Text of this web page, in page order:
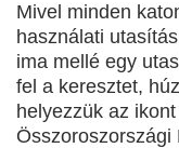
Mivel minden
használati
ima mellé egy
fel a keresztet,
helyezzük az